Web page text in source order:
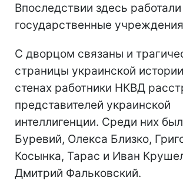
Впоследствии здесь
государственные
С дворцом связаны и
страницы украинской
стенах работники НКВД
представителей украинской
интеллигенции. Среди них
Буревий, Олекса Близко,
Косынка, Тарас и Иван
Дмитрий Фальковский.